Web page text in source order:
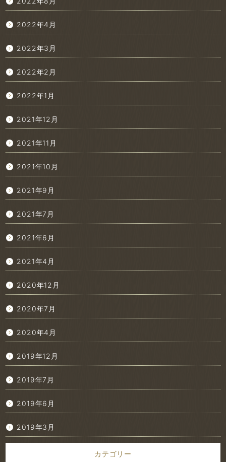
2022年4月
2022年3月
2022年2月
2022年1月
2021年12月
2021年11月
2021年10月
2021年9月
2021年7月
2021年6月
2021年4月
2020年12月
2020年7月
2020年4月
2019年12月
2019年7月
2019年6月
2019年3月
カテゴリー